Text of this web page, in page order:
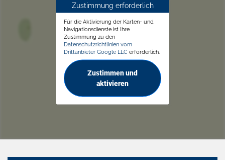
Zustimmung erforderlich
Für die Aktivierung der Karten- und
Navigationsdienste ist Ihre
Zustimmung zu den
Datenschutzrichtlinien vom
Drittanbieter Google LLC erforderlich.
Zustimmen und
aktivieren